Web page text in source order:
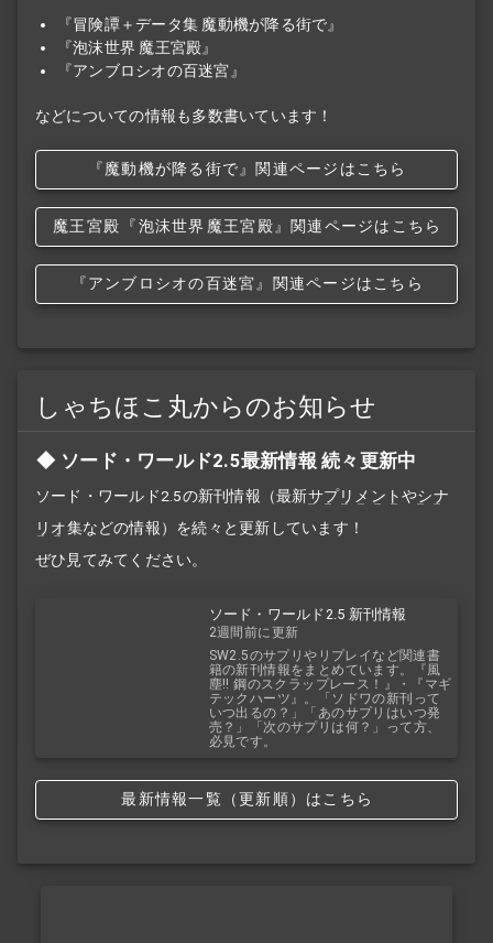
『冒険譚＋データ集 魔動機が降る街で』
『泡沫世界 魔王宮殿』
『アンブロシオの百迷宮』
などについての情報も多数書いています！
『魔動機が降る街で』関連ページはこちら
魔王宮殿 『泡沫世界 魔王宮殿』関連ページはこちら
『アンブロシオの百迷宮』関連ページはこちら
しゃちほこ丸からのお知らせ
ソード・ワールド2.5最新情報 続々更新中
ソード・ワールド2.5の新刊情報（最新サプリメントやシナ
リオ集などの情報）を続々と更新しています！
ぜひ見てみてください。
ソード・ワールド2.5 新刊情報
2週間前に更新
SW2.5のサプリやリプレイなど関連書
籍の新刊情報をまとめています。『風
塵!! 鋼のスクラップレース！』・『マギ
テックハーツ』。「ソドワの新刊って
いつ出るの？」「あのサプリはいつ発
売？」「次のサプリは何？」って方、
必見です。
最新情報一覧（更新順）はこちら